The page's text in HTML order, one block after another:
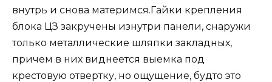
внутрь и снова материмся.Гайки крепления
блока ЦЗ закручены изнутри панели, снаружи
только металлические шляпки закладных,
причем в них виднеется выемка под
крестовую отвертку, но ощущение, будто это